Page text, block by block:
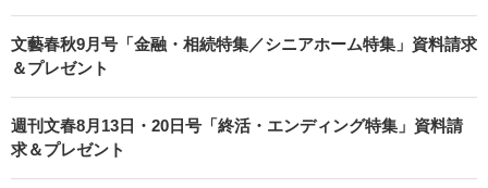
文藝春秋9月号「金融・相続特集／シニアホーム特集」資料請求
＆プレゼント
週刊文春8月13日・20日号「終活・エンディング特集」資料請
求＆プレゼント